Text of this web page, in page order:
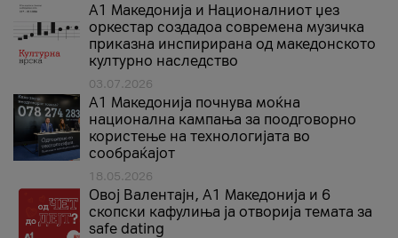
А1 Македонија и Националниот џез
оркестар создадоа современа музичка
приказна инспирирана од македонското
културно наследство
03.07.2026
A1 Македонија почнува моќна
национална кампања за поодговорно
користење на технологијата во
сообраќајот
18.05.2026
Овој Валентајн, A1 Македонија и 6
скопски кафулиња ја отворија темата за
safe dating